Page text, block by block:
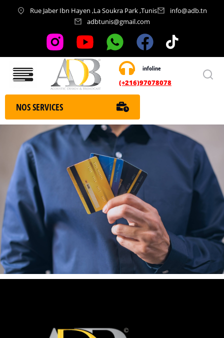
Rue Jaber Ibn Hayen ,La Soukra Park ,Tunis
info@adb.tn
adbtunis@gmail.com
infoline
(+216)97078078
Nos services
NOS SERVICES